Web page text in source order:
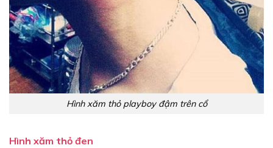
Hình xăm thỏ playboy đậm trên cổ
Hình xăm thỏ đen